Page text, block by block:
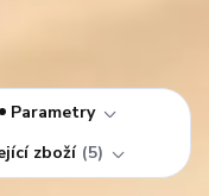
Parametry
zboží 5